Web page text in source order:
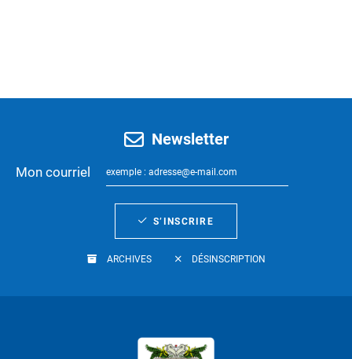
Newsletter
Mon courriel
S’INSCRIRE
ARCHIVES DÉSINSCRIPTION